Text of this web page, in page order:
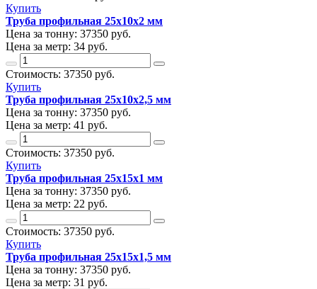
Купить
Труба профильная 25х10х2 мм
Цена за тонну: 37350 руб.
Цена за метр: 34 руб.
Стоимость: 37350 руб.
Купить
Труба профильная 25х10х2,5 мм
Цена за тонну: 37350 руб.
Цена за метр: 41 руб.
Стоимость: 37350 руб.
Купить
Труба профильная 25х15х1 мм
Цена за тонну: 37350 руб.
Цена за метр: 22 руб.
Стоимость: 37350 руб.
Купить
Труба профильная 25х15х1,5 мм
Цена за тонну: 37350 руб.
Цена за метр: 31 руб.